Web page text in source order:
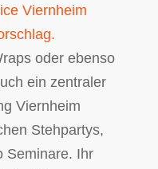
Viernheim
oder ebenso
ein zentraler
Viernheim
Stehpartys,
Seminare. Ihr